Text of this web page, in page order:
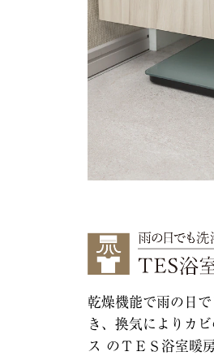
乾燥機能で雨の日
き、換気によりカ
ス のＴＥＳ浴室暖